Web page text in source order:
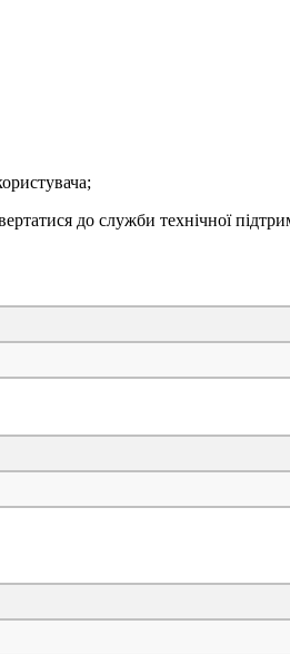
до служби технічної